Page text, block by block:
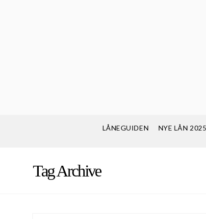
LÅNEGUIDEN NYE LÅN 2025
Tag Archive